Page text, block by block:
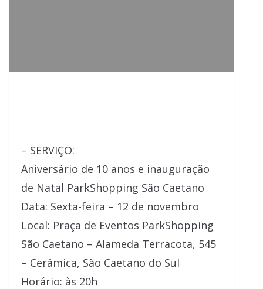
– SERVIÇO:
Aniversário de 10 anos e inauguração
de Natal ParkShopping São Caetano
Data: Sexta-feira – 12 de novembro
Local: Praça de Eventos ParkShopping
São Caetano – Alameda Terracota, 545
– Cerâmica, São Caetano do Sul
Horário: às 20h